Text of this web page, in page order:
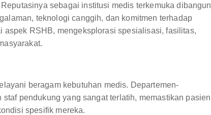
sebagai institusi medis terkemuka dibangun
teknologi canggih, dan komitmen terhadap
RSHB, mengeksplorasi spesialisasi, fasilitas,
beragam kebutuhan medis. Departemen-
pendukung yang sangat terlatih, memastikan pasien
spesifik mereka.